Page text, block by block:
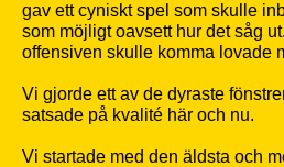
gav ett cyniskt spel som skulle
som möjligt oavsett hur det såg
offensiven skulle komma lovade
Vi gjorde ett av de dyraste
satsade på kvalité här och nu.
Vi startade med den äldsta och